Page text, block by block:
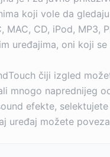
koji vole da
CD, iPod, MP3,
uređajima, oni koji
čiji izgled
mnogo naprednijeg
efekte,
uređaj možete